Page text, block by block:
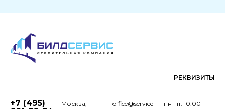
РЕКВИЗИТЫ
+7 (495)
Москва,
пн-пт: 10:00 -
office@service-